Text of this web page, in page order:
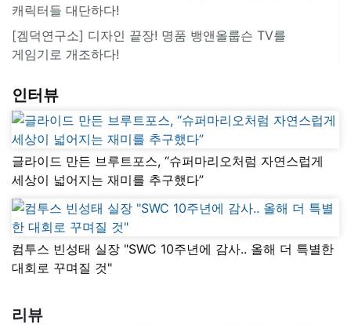
캐릭터들 대단하다!
[겜덕연구소] 디자인 끝장! 명품 뱅앤올룹슨 TV를
게임기로 개조하다!
인터뷰
글라이드 만든 브루트포스, “슈퍼마리오처럼 자연스럽게
세상이 넓어지는 재미를 추구했다”
컴투스 빈성태 실장 "SWC 10주년에 감사.. 올해 더 특별한
대회로 꾸며질 것"
리뷰